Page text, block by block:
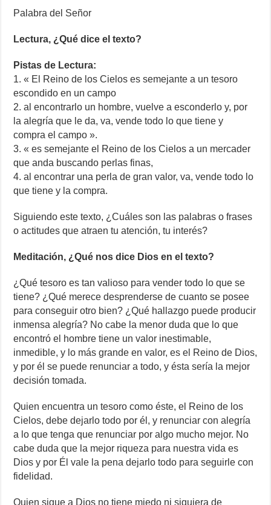
Palabra del Señor
Lectura, ¿Qué dice el texto?
Pistas de Lectura:
1. « El Reino de los Cielos es semejante a un tesoro
escondido en un campo
2. al encontrarlo un hombre, vuelve a esconderlo y, por
la alegría que le da, va, vende todo lo que tiene y
compra el campo ».
3. « es semejante el Reino de los Cielos a un mercader
que anda buscando perlas finas,
4. al encontrar una perla de gran valor, va, vende todo lo
que tiene y la compra.
Siguiendo este texto, ¿Cuáles son las palabras o frases
o actitudes que atraen tu atención, tu interés?
Meditación, ¿Qué nos dice Dios en el texto?
¿Qué tesoro es tan valioso para vender todo lo que se
tiene? ¿Qué merece desprenderse de cuanto se posee
para conseguir otro bien? ¿Qué hallazgo puede producir
inmensa alegría? No cabe la menor duda que lo que
encontró el hombre tiene un valor inestimable,
inmedible, y lo más grande en valor, es el Reino de Dios,
y por él se puede renunciar a todo, y ésta sería la mejor
decisión tomada.
Quien encuentra un tesoro como éste, el Reino de los
Cielos, debe dejarlo todo por él, y renunciar con alegría
a lo que tenga que renunciar por algo mucho mejor. No
cabe duda que la mejor riqueza para nuestra vida es
Dios y por Él vale la pena dejarlo todo para seguirle con
fidelidad.
Quien sigue a Dios no tiene miedo ni siquiera de